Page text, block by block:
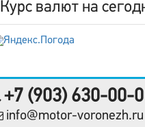
Курс валют на
+7 (903) 630-00-
info@motor-voronezh.ru